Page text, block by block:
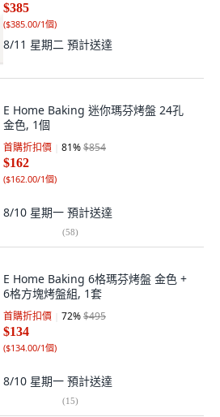
$385
($385.00/1個)
8/11 星期二 預計送達
E Home Baking 迷你瑪芬烤盤 24孔
金色, 1個
首購折扣價 81%$854
$162
($162.00/1個)
8/10 星期一 預計送達
(58)
E Home Baking 6格瑪芬烤盤 金色 +
6格方塊烤盤組, 1套
首購折扣價 72%$495
$134
($134.00/1個)
8/10 星期一 預計送達
(15)